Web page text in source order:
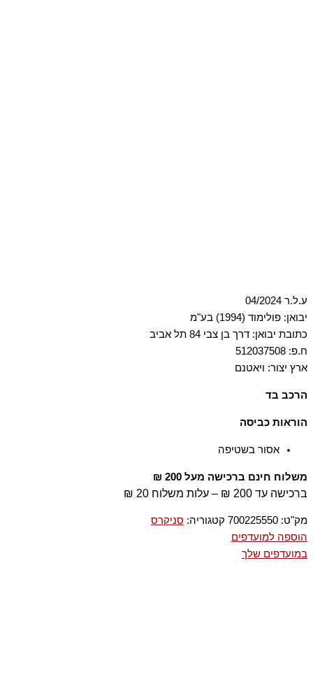
ע.ל.ר 04/2024
יבואן: פולימוד (1994) בע"מ
כתובת יבואן: דרך בן צבי 84 תל אביב
ח.פ: 512037508
ארץ יצור: ויאטנם
הרכב בד
הוראות כביסה
אסור בשטיפה
משלוח חינם ברכישה מעל 200 ₪
ברכישה עד 200 ₪ – עלות משלוח 20 ₪
מק"ט: 700225550 קטגוריה: סניקרס
הוספה למועדפים
במועדפים שלך